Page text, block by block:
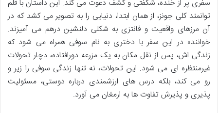
سفری پر از خنده، شگفتی و کشف دعوت می کند. این داستان با قلم
توانمند کلی جونز، از همان ابتدا، دنیایی را به تصویر می کشد که در
آن مرزهای واقعیت و فانتزی به شکلی دلنشین درهم می آمیزند.
خواننده در این سفر با دختری به نام سوفی همراه می شود که
زندگی اش، پس از نقل مکان به یک مزرعه دورافتاده، دچار تحولات
غیرمنتظره ای می شود. این تحولات، نه تنها زندگی سوفی را زیر و
رو می کند، بلکه درس های ارزشمندی درباره دوستی، مسئولیت
پذیری و پذیرش تفاوت ها به ارمغان می آورد.